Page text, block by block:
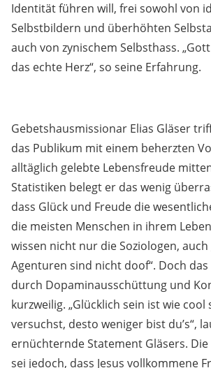
Identität führen will, frei sowohl von
Selbstbildern und überhöhten
auch von zynischem Selbsthass.
das echte Herz“, so seine Erfahrung.
Gebetshausmissionar Elias Gläser
das Publikum mit einem beherzten
alltäglich gelebte Lebensfreude
Statistiken belegt er das wenig
dass Glück und Freude die
die meisten Menschen in ihrem
wissen nicht nur die Soziologen, auch
Agenturen sind nicht doof“. Doch
durch Dopaminausschüttung und
kurzweilig. „Glücklich sein ist wie cool
versuchst, desto weniger bist du’s“,
ernüchternde Statement Gläsers.
sei jedoch, dass Jesus vollkommene